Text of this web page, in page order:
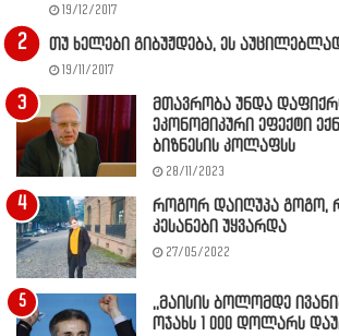
19/12/2017
თუ ხელები გიბუჟდება, ეს
19/11/2017
მთავრობა უნდა
ეკონომიკური ეფექტი
ბიზნესის კოლაფსს
28/11/2023
როგორ დაიღუპა გოგო,
კესანები უყვარდა
27/05/2022
,,მაისის ბოლომდე
ოჯახს 1 000 დოლარს